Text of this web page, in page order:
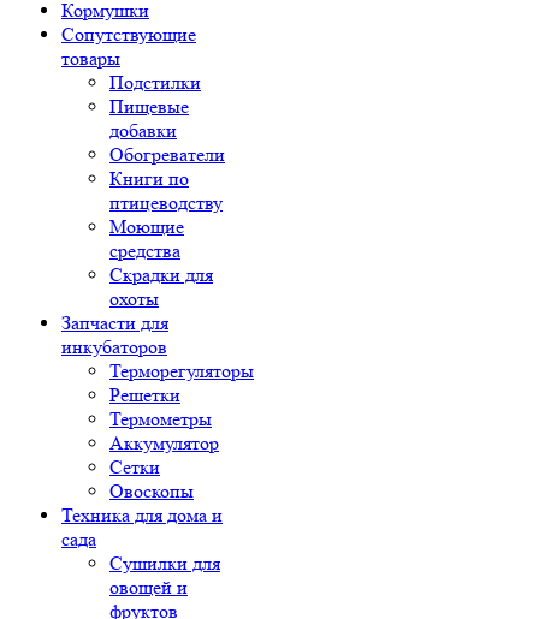
Кормушки
Сопутствующие
товары
Подстилки
Пищевые
добавки
Обогреватели
Книги по
птицеводству
Моющие
средства
Скрадки для
охоты
Запчасти для
инкубаторов
Терморегуляторы
Решетки
Термометры
Аккумулятор
Сетки
Овоскопы
Техника для дома и
сада
Сушилки для
овощей и
фруктов